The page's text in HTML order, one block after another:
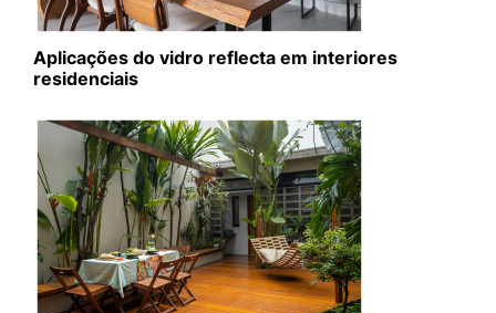
Aplicações do vidro reflecta em interiores
residenciais